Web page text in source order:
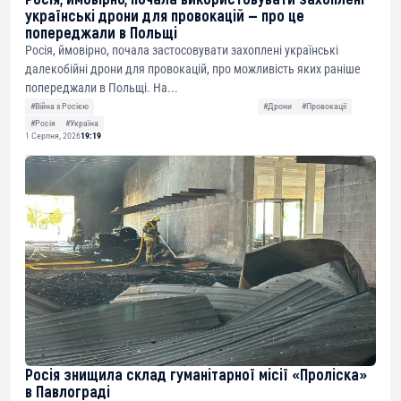
українські дрони для провокацій — про це
попереджали в Польщі
Росія, ймовірно, почала застосовувати захоплені українські
далекобійні дрони для провокацій, про можливість яких раніше
попереджали в Польщі. На...
#Війна з Росією #Дрони
#Провокації
#Росія
#Україна
1 Серпня, 202619:19
Росія знищила склад гуманітарної місії «Проліска»
в Павлограді